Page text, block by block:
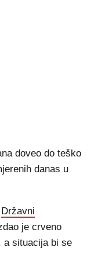
doveo do teško
danas u
Državni
je crveno
a situacija bi se